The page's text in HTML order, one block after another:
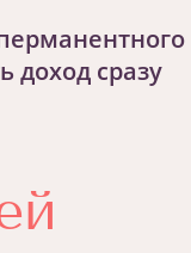
доход сразу